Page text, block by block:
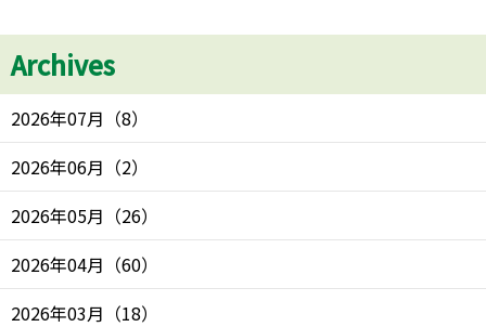
Archives
2026年07月 （8）
2026年06月 （2）
2026年05月 （26）
2026年04月 （60）
2026年03月 （18）